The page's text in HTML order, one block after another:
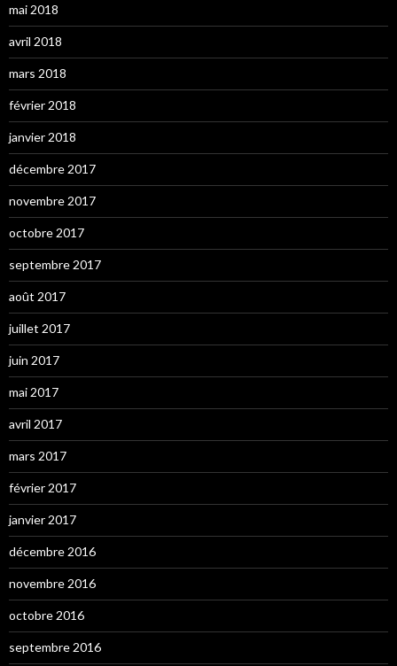
mai 2018
avril 2018
mars 2018
février 2018
janvier 2018
décembre 2017
novembre 2017
octobre 2017
septembre 2017
août 2017
juillet 2017
juin 2017
mai 2017
avril 2017
mars 2017
février 2017
janvier 2017
décembre 2016
novembre 2016
octobre 2016
septembre 2016